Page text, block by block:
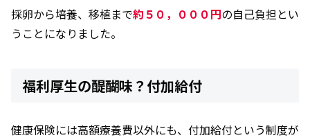
採卵から培養、移植まで約５０，０００円の自己負担とい
うことになりました。
福利厚生の醍醐味？付加給付
健康保険には高額療養費以外にも、付加給付という制度が